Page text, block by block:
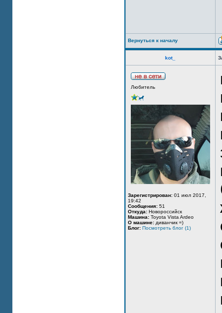
Вернуться к началу
kot_
Любитель
Зарегистрирован: 01 июл 2017,
19:42
Сообщения: 51
Откуда: Новороссийск
Машина: Toyota Vista Ardeo
О машине: диванчик =)
Блог: Посмотреть блог (1)